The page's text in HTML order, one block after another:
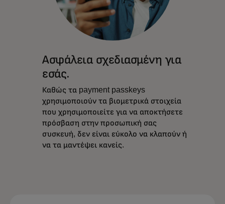
Ασφάλεια σχεδιασμένη για
εσάς.
Καθώς τα payment passkeys
χρησιμοποιούν τα βιομετρικά στοιχεία
που χρησιμοποιείτε για να αποκτήσετε
πρόσβαση στην προσωπική σας
συσκευή, δεν είναι εύκολο να κλαπούν ή
να τα μαντέψει κανείς.